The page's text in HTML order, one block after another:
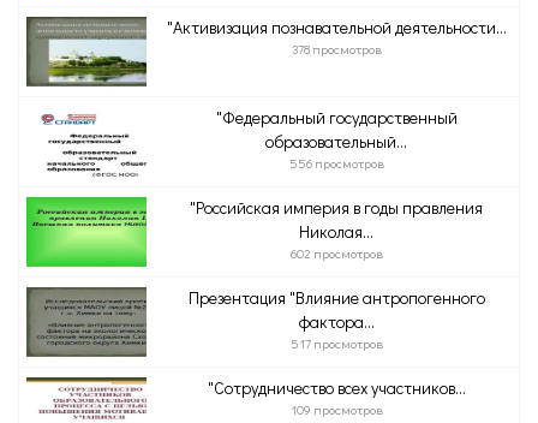
"Активизация познавательной деятельности...
378 просмотров
"Федеральный государственный
образовательный...
556 просмотров
"Российская империя в годы правления
Николая...
602 просмотров
Презентация "Влияние антропогенного
фактора...
517 просмотров
"Сотрудничество всех участников...
109 просмотров